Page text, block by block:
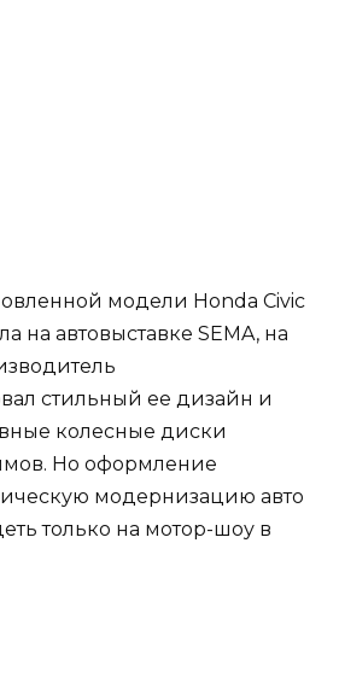
модели Honda Civic
на автовыставке SEMA, на
стильный ее дизайн и
колесные диски
Но оформление
модернизацию авто
только на мотор-шоу в